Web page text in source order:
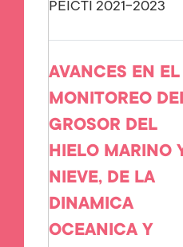
PEICTI 2021-2023
AVANCES EN EL
MONITOREO
GROSOR DEL
HIELO MARINO
NIEVE, DE LA
DINAMICA
OCEANICA Y